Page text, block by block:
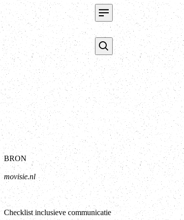
BRON
movisie.nl
Checklist inclusieve communicatie